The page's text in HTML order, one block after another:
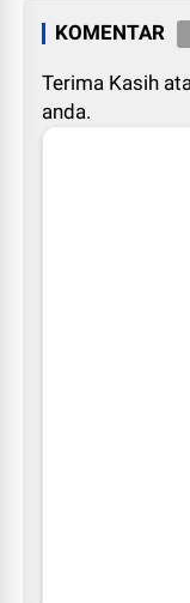
KOMENTAR
Terima Kasih
anda.